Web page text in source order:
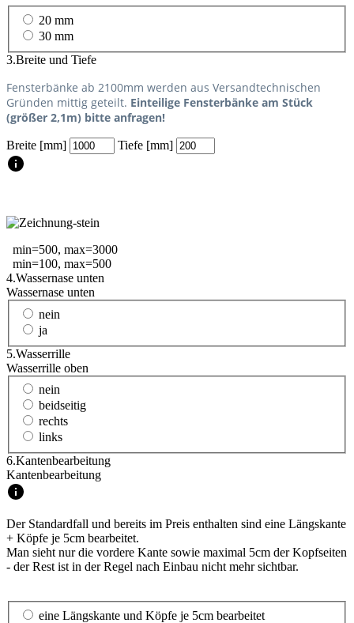
20 mm
30 mm
3.Breite und Tiefe
Fensterbänke ab 2100mm werden aus Versandtechnischen
Gründen mittig geteilt. Einteilige Fensterbänke am Stück
(größer 2,1m) bitte anfragen!
Breite [mm] Tiefe [mm]
min=500, max=3000
min=100, max=500
4.Wassernase unten
Wassernase unten
nein
ja
5.Wasserrille
Wasserrille oben
nein
beidseitig
rechts
links
6.Kantenbearbeitung
Kantenbearbeitung
Der Standardfall und bereits im Preis enthalten sind eine Längskante
+ Köpfe je 5cm bearbeitet.
Man sieht nur die vordere Kante sowie maximal 5cm der Kopfseiten
- der Rest ist in der Regel nach Einbau nicht mehr sichtbar.
eine Längskante und Köpfe je 5cm bearbeitet